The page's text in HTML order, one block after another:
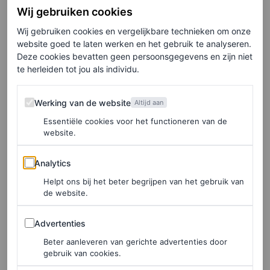
Twee iconische merken die geen introductie behoeven
bundelen hun krachten voor een negendelige
apparelcollectie. Het denim heritage van Levi’s wordt
gecombineerd met de atletische codes van Jordan om
klassieke stijlen opnieuw vorm te geven. Wat centraal
staat in de samenwerking is de Air Jordan 3 die in vier
nieuwe kleuren wordt uitgebracht met een vleugje
spijkerstof. Uiteraard kan in de collectie van schoenen,
jassen, t-shirts, een pet en een broek een goed denim jack
niet ontbreken. De collectie is te koop vanaf 20 februari
Vans x Parra
Wij gebruiken cookies
Wij gebruiken cookies en vergelijkbare technieken om onze
website goed te laten werken en het gebruik te analyseren.
Deze cookies bevatten geen persoonsgegevens en zijn niet
te herleiden tot jou als individu.
Werking van de website
Werking van de website Altijd aan
Essentiële cookies voor het functioneren van de
website.
Analytics
Analytics
Helpt ons bij het beter begrijpen van het gebruik van
de website.
Advertenties
Advertenties
Beter aanleveren van gerichte advertenties door
gebruik van cookies.